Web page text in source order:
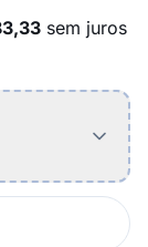
sem juros